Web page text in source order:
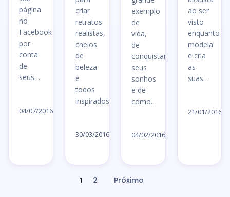
página
no
Facebook
por
conta
de
seus…
04/07/2016
criar
retratos
realistas,
cheios
de
beleza
e
todos
inspirados…
30/03/2016
exemplo
de
vida,
de
conquistar
seus
sonhos
e de
como…
04/02/2016
ao ser
visto
enquanto
modela
e cria
as
suas…
21/01/2016
Paginação
1 2 Próximo